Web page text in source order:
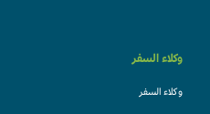
وكلاء السفر
وكلاء السفر